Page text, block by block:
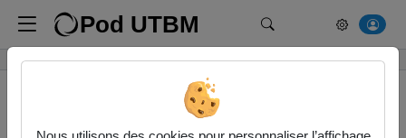
Pod UTBM Rechercher un
Accueil Vidéos